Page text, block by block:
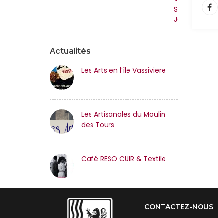
SAINT-
JOSEPH
Actualités
Les Arts en l’île Vassiviere
Les Artisanales du Moulin
des Tours
Café RESO CUIR & Textile
CONTACTEZ-NOUS